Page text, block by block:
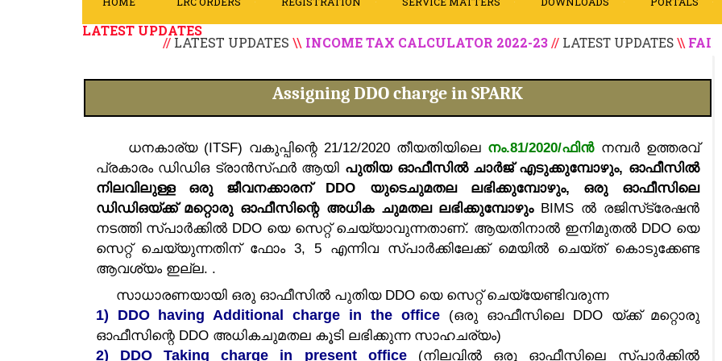
LATEST UPDATES
LATEST UPDATES\\INCOME TAX CALCULATOR 2022-23 //LATEST UPDATES\\FAIR
Assigning DDO charge in SPARK
ധനകാര്യ (ITSF) വകുപ്പിന്റെ 21/12/2020 തീയതിയിലെ നം.81/2020/ഫിൻ നമ്പർ ഉത്തരവ്
പ്രകാരം ഡിഡിഒ ട്രാൻസ്‌ഫർ ആയി പുതിയ ഓഫീസിൽ ചാർജ് എടുക്കുമ്പോഴും, ഓഫീസിൽ
നിലവിലുള്ള ഒരു ജീവനക്കാരന് DDO യുടെചുമതല ലഭിക്കുമ്പോഴും, ഒരു ഓഫീസിലെ
ഡിഡിഒയ്ക്ക് മറ്റൊരു ഓഫീസിന്റെ അധിക ചുമതല ലഭിക്കുമ്പോഴും BIMS ൽ രജിസ്‌ട്രേഷൻ
നടത്തി സ്പാർക്കിൽ DDO യെ സെറ്റ് ചെയ്യാവുന്നതാണ്. ആയതിനാൽ ഇനിമുതൽ DDO യെ
സെറ്റ് ചെയ്യുന്നതിന് ഫോം 3, 5 എന്നിവ സ്പാർക്കിലേക്ക് മെയിൽ ചെയ്ത് കൊടുക്കേണ്ട
ആവശ്യം ഇല്ല. .
സാധാരണയായി ഒരു ഓഫീസിൽ പുതിയ DDO യെ സെറ്റ് ചെയ്യേണ്ടിവരുന്ന
1) DDO having Additional charge in the office (ഒരു ഓഫീസിലെ DDO യ്ക്ക് മറ്റൊരു
ഓഫീസിന്റെ DDO അധികചുമതല കൂടി ലഭിക്കുന്ന സാഹചര്യം)
2) DDO Taking charge in present office(നിലവിൽ ഒരു ഓഫീസിലെ സ്പാർക്കിൽ